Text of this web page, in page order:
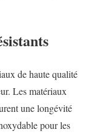
de haute qualité
Les matériaux
une longévité
pour les